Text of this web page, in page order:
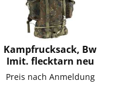
Kampfrucksack, Bw
Imit. flecktarn neu
Preis nach Anmeldung